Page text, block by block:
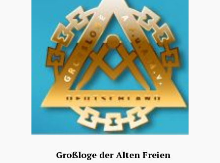
Großloge der Alten Freien